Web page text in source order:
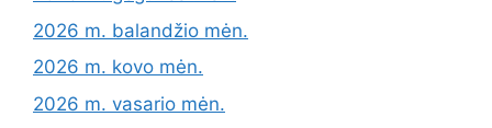
2026 m. balandžio mėn.
2026 m. kovo mėn.
2026 m. vasario mėn.